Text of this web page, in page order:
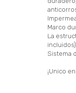
Marco
La
incluidos).
Sistema
¡Unico